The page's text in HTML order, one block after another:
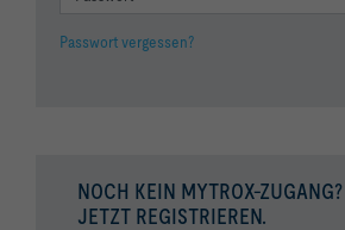
Passwort vergessen?
NOCH KEIN MYTROX-ZUGANG?
JETZT REGISTRIEREN.